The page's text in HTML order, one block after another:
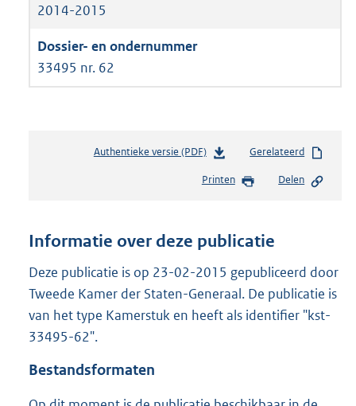
2014-2015
33495 nr. 62
Authentieke versie (PDF)b
s
n
s
r
o
:
Gerelateerd
Printen Delen
Informatie over deze publicatie
Deze publicatie is op 23-02-2015 gepubliceerd door
Tweede Kamer der Staten-Generaal. De publicatie is
van het type Kamerstuk en heeft als identifier "kst-
33495-62".
Bestandsformaten